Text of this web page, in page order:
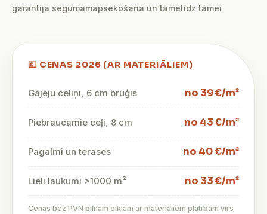
garantija segumamapsekošana un tāmelīdz tāmei
💶 CENAS 2026 (AR MATERIĀLIEM)
Gājēju celiņi, 6 cm bruģis no 39 €/m²
Piebraucamie ceļi, 8 cm no 43 €/m²
Pagalmi un terases no 40 €/m²
Lieli laukumi >1000 m² no 33 €/m²
Cenas bez PVN pilnam ciklam ar materiāliem platībām virs